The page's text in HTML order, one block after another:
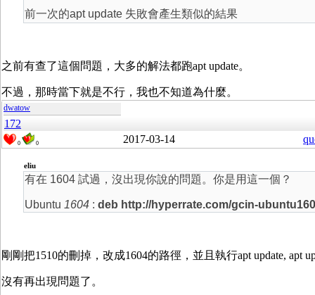
前一次的apt update 失敗會產生類似的結果
之前有查了這個問題，大多的解法都跑apt update。
不過，那時當下就是不行，我也不知道為什麼。
dwatow
172
0 0 2017-03-14
eliu
有在 1604 試過，沒出現你說的問題。你是用這一個？
Ubuntu 1604 : deb http://hyperrate.com/gcin-
剛剛把1510的刪掉，改成1604的路徑，並且執行apt update, apt
沒有再出現問題了。